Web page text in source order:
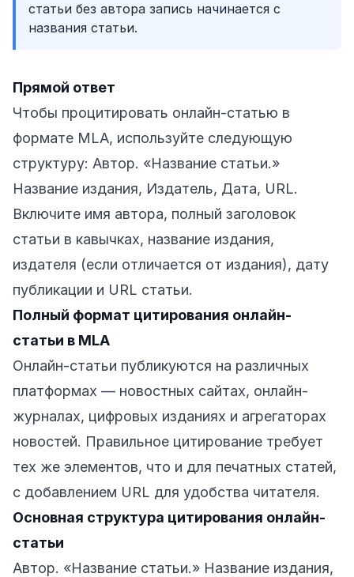
статьи без автора запись начинается с
названия статьи.
Прямой ответ
Чтобы процитировать онлайн-статью в
формате MLA, используйте следующую
структуру: Автор. «Название статьи.»
Название издания, Издатель, Дата, URL.
Включите имя автора, полный заголовок
статьи в кавычках, название издания,
издателя (если отличается от издания), дату
публикации и URL статьи.
Полный формат цитирования онлайн-
статьи в MLA
Онлайн-статьи публикуются на различных
платформах — новостных сайтах, онлайн-
журналах, цифровых изданиях и агрегаторах
новостей. Правильное цитирование требует
тех же элементов, что и для печатных статей,
с добавлением URL для удобства читателя.
Основная структура цитирования онлайн-
статьи
Автор. «Название статьи.» Название издания,